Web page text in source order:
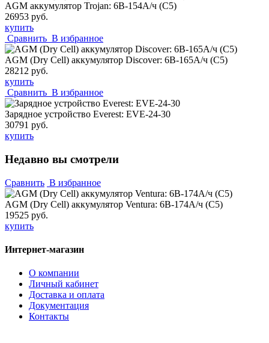
AGM аккумулятор Trojan: 6В-154А/ч (С5)
26953 руб.
купить
Сравнить В избранное
AGM (Dry Cell) аккумулятор Discover: 6В-165А/ч (С5)
28212 руб.
купить
Сравнить В избранное
Зарядное устройство Everest: EVE-24-30
30791 руб.
купить
Недавно вы смотрели
Сравнить В избранное
AGM (Dry Cell) аккумулятор Ventura: 6В-174А/ч (С5)
19525 руб.
купить
Интернет-магазин
О компании
Личный кабинет
Доставка и оплата
Документация
Контакты